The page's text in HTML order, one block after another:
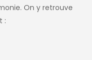
On y retrouve
: